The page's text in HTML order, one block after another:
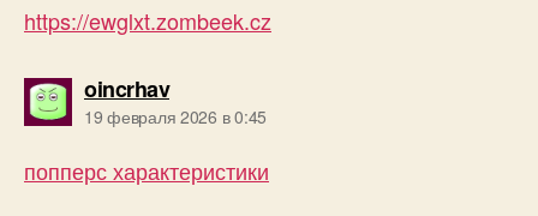
https://ewglxt.zombeek.cz
oincrhavпишет:
19 февраля 2026 в 0:45
попперс характеристики